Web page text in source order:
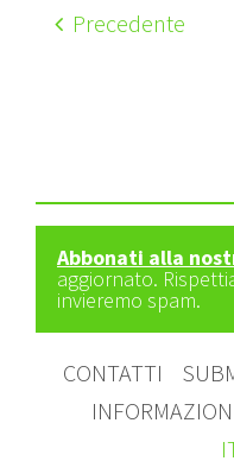
Precedente
Abbonati alla
aggiornato.
invieremo spam.
CONTATTI